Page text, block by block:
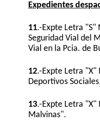
Expedientes
11.-Expte Letra "S"
Seguridad Vial del
Vial en la Pcia. de
12.-Expte Letra "X"
Deportivos
13.-Expte Letra "X"
Malvinas".